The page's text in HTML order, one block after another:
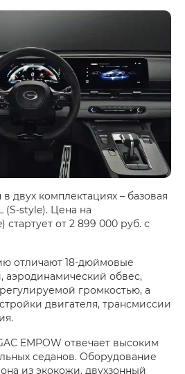
двух комплектациях – базовая
(S-style). Цена на
стартует от 2 899 000 руб. с
отличают 18-дюймовые
аэродинамический обвес,
громкостью, а
двигателя, трансмиссии
EMPOW отвечает высоким
седанов. Оборудование
из экокожи, двухзонный